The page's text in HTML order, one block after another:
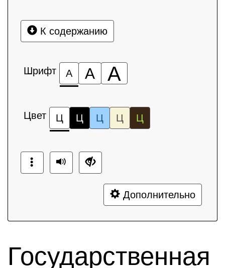
К содержанию
Шрифт А А А
Цвет Ц Ц Ц Ц Ц
Дополнительно
Государственная